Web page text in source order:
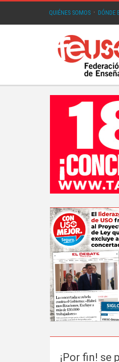
QUIÉNES SOMOS · DÓNDE
¡Por fin! se